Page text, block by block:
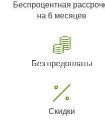
Беспроцентная
на 6 месяцев
Без предоплаты
Скидки